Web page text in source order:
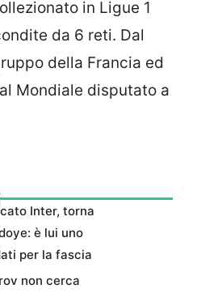
in Ligue 1
da 6 reti. Dal
della Francia ed
Mondiale disputato a
Inter, torna
è lui uno
per la fascia
non cerca